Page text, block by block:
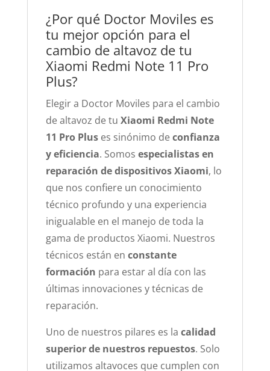
¿Por qué Doctor Moviles es
tu mejor opción para el
cambio de altavoz de tu
Xiaomi Redmi Note 11 Pro
Plus?
Elegir a Doctor Moviles para el cambio
de altavoz de tu Xiaomi Redmi Note
11 Pro Pluses sinónimo deconfianza
y eficiencia. Somos especialistas en
reparación de dispositivos Xiaomi, lo
que nos confiere un conocimiento
técnico profundo y una experiencia
inigualable en el manejo de toda la
gama de productos Xiaomi. Nuestros
técnicos están en constante
formación para estar al día con las
últimas innovaciones y técnicas de
reparación.
Uno de nuestros pilares es la calidad
superior de nuestros repuestos. Solo
utilizamos altavoces que cumplen con